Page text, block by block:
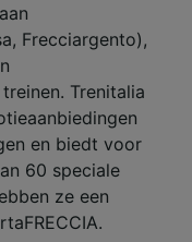
Frecciargento),
Trenitalia
en biedt voor
60 speciale
ze een